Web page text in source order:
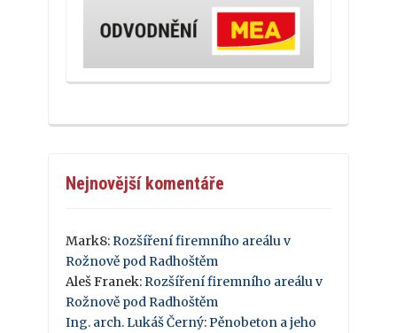
Nejnovější komentáře
Mark8: Rozšíření firemního areálu v
Rožnově pod Radhoštěm
Aleš Franek: Rozšíření firemního areálu v
Rožnově pod Radhoštěm
Ing. arch. Lukáš Černý: Pěnobeton a jeho